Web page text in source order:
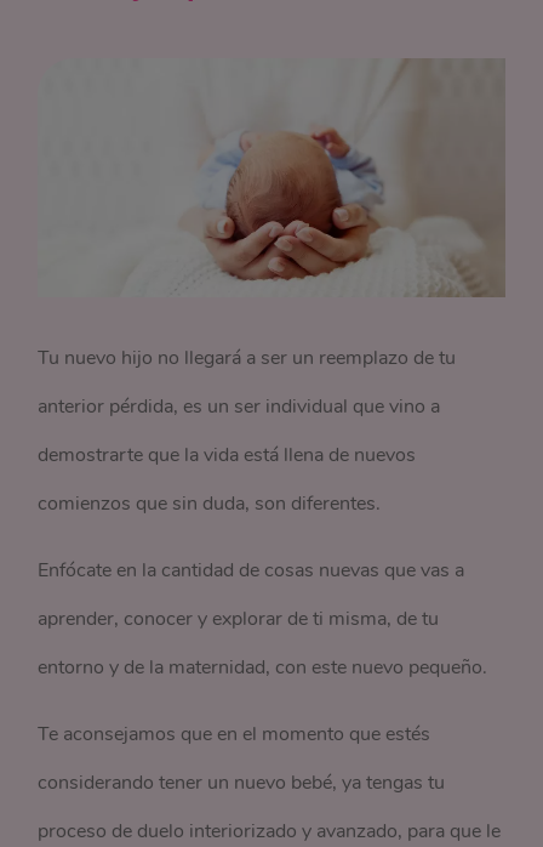
Tu nuevo hijo no llegará a ser un reemplazo de tu
anterior pérdida, es un ser individual que vino a
demostrarte que la vida está llena de nuevos
comienzos que sin duda, son diferentes.
Enfócate en la cantidad de cosas nuevas que vas a
aprender, conocer y explorar de ti misma, de tu
entorno y de la maternidad, con este nuevo pequeño.
Te aconsejamos que en el momento que estés
considerando tener un nuevo bebé, ya tengas tu
proceso de duelo interiorizado y avanzado, para que le